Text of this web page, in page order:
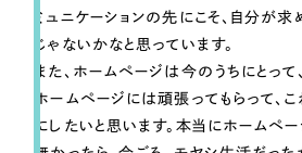
ミュニケーションの先にこそ、自分が
じゃないかなと思っています。
また、ホームページは今のうちにとって、
ホームページには頑張ってもらって、
にしたいと思います。本当にホームペ